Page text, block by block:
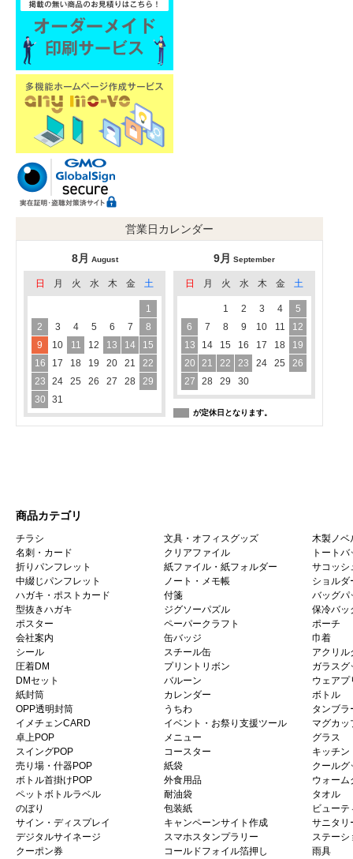
営業日カレンダー
8月 August
日 月 火 水 木 金 土
1
2
3 4 5 6 7
8
9
10 11 12 13 14
15
16
17 18 19 20 21
22
23
24 25 26 27 28
29
30
31
9月 September
日 月 火 水 木 金 土
1 2 3 4
5
6
7 8 9 10 11
12
13
14 15 16 17 18
19
20
21 22 23 24 25
26
27
28 29 30
が定休日となります。
商品カテゴリ
チラシ
名刺・カード
折りパンフレット
中綴じパンフレット
ハガキ・ポストカード
型抜きハガキ
ポスター
会社案内
シール
圧着DM
DMセット
紙封筒
OPP透明封筒
イメチェンCARD
卓上POP
スイングPOP
売り場・什器POP
ボトル首掛けPOP
ペットボトルラベル
のぼり
サイン・ディスプレイ
デジタルサイネージ
クーポン券
文具・オフィスグッズ
クリアファイル
紙ファイル・紙フォルダー
ノート・メモ帳
付箋
ジグソーパズル
ペーパークラフト
缶バッジ
スチール缶
プリントリボン
バルーン
カレンダー
うちわ
イベント・お祭り支援ツール
メニュー
コースター
紙袋
外食用品
耐油袋
包装紙
キャンペーンサイト作成
スマホスタンプラリー
コールドフォイル箔押し
木製ノベ
トートバ
サコッシ
ショルダ
バッグパ
保冷バッ
ポーチ
巾着
アクリル
ガラスグ
ウェアプ
ボトル
タンブラ
マグカッ
グラス
キッチン
クールグ
ウォーム
タオル
ビューテ
サニタリ
ステーシ
雨具